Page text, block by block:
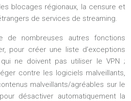
blocages régionaux, la censure et
de services de streaming.
de nombreuses autres fonctions
pour créer une liste d’exceptions
ne doivent pas utiliser le VPN ;
contre les logiciels malveillants,
malveillants/agréables sur le
désactiver automatiquement la